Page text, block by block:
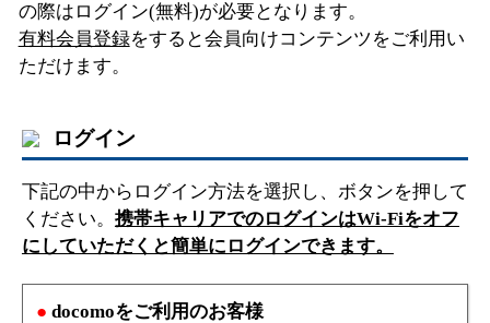
の際はログイン(無料)が必要となります。
有料会員登録をすると会員向けコンテンツをご利用い
ただけます。
ログイン
下記の中からログイン方法を選択し、ボタンを押して
ください。 携帯キャリアでのログインはWi-Fiをオフ
にしていただくと簡単にログインできます。
● docomoをご利用のお客様